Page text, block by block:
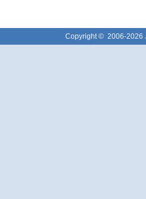
Copyright © 2006-2026